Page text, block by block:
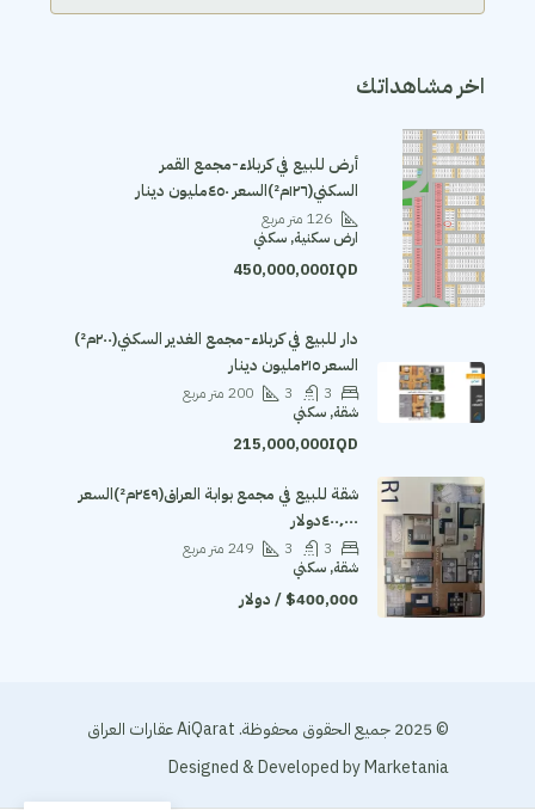
اخر مشاهداتك
أرض للبيع في كربلاء-مجمع القمر
السكني(١٢٦م²)السعر ٤٥٠مليون دينار
126 متر مربع
ارض سكنية, سكني
450,000,000IQD
دار للبيع في كربلاء-مجمع الغدير السكني(٢٠٠م²)
السعر ٢١٥مليون دينار
3
3
200 متر مربع
شقة, سكني
215,000,000IQD
شقة للبيع في مجمع بوابة العراق(٢٤٩م²)السعر
٤٠٠٬٠٠٠دولار
3
3
249 متر مربع
شقة, سكني
$400,000 / دولار
© 2025 جميع الحقوق محفوظة. AiQarat عقارات العراق
Designed & Developed byMarketania